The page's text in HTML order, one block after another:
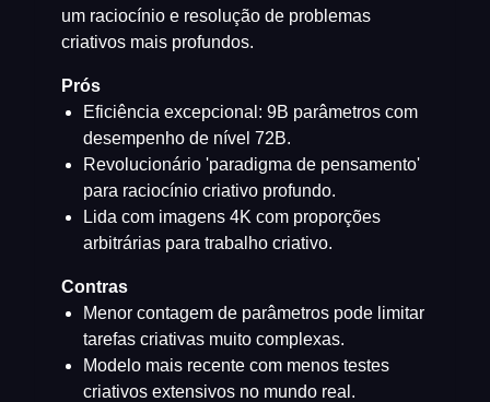
um raciocínio e resolução de problemas
criativos mais profundos.
Prós
Eficiência excepcional: 9B parâmetros com
desempenho de nível 72B.
Revolucionário 'paradigma de pensamento'
para raciocínio criativo profundo.
Lida com imagens 4K com proporções
arbitrárias para trabalho criativo.
Contras
Menor contagem de parâmetros pode limitar
tarefas criativas muito complexas.
Modelo mais recente com menos testes
criativos extensivos no mundo real.